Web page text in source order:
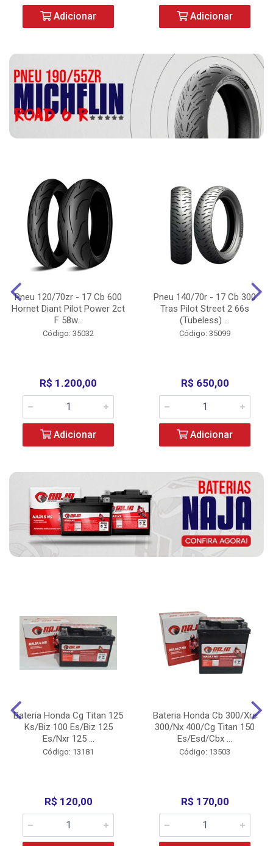
Adicionar Adicionar
Pneu 120/70zr - 17 Cb 600
Hornet Diant Pilot Power 2ct
F 58w...
Código: 35032
R$ 1.200,00
Adicionar
Pneu 140/70r - 17 Cb 300
Tras Pilot Street 2 66s
(Tubeless) ...
Código: 35099
R$ 650,00
Adicionar
Bateria Honda Cg Titan 125
Ks/Biz 100 Es/Biz 125
Es/Nxr 125 ...
Código: 13181
R$ 120,00
Bateria Honda Cb 300/Xre
300/Nx 400/Cg Titan 150
Es/Esd/Cbx ...
Código: 13503
R$ 170,00